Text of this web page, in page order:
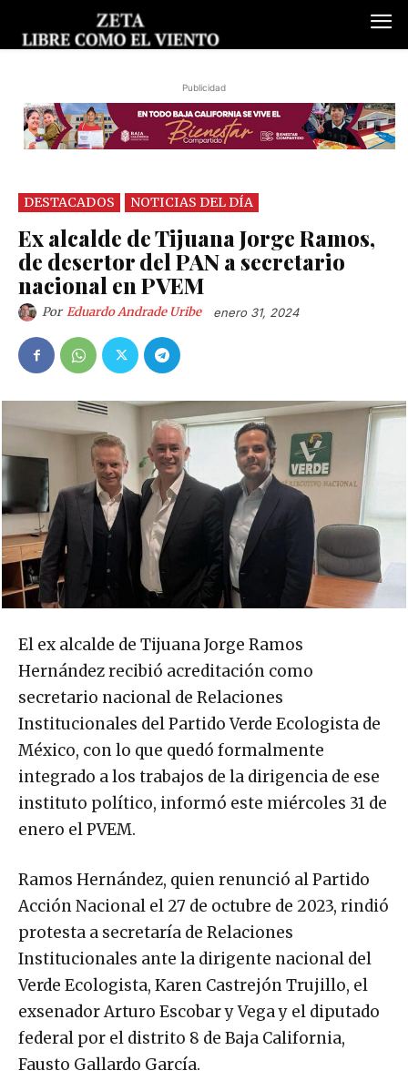
Publicidad
DESTACADOS NOTICIAS DEL DÍA
Ex alcalde de Tijuana Jorge Ramos,
de desertor del PAN a secretario
nacional en PVEM
Por Eduardo Andrade Uribe enero 31, 2024
El ex alcalde de Tijuana Jorge Ramos
Hernández recibió acreditación como
secretario nacional de Relaciones
Institucionales del Partido Verde Ecologista de
México, con lo que quedó formalmente
integrado a los trabajos de la dirigencia de ese
instituto político, informó este miércoles 31 de
enero el PVEM.
Ramos Hernández, quien renunció al Partido
Acción Nacional el 27 de octubre de 2023, rindió
protesta a secretaría de Relaciones
Institucionales ante la dirigente nacional del
Verde Ecologista, Karen Castrejón Trujillo, el
exsenador Arturo Escobar y Vega y el diputado
federal por el distrito 8 de Baja California,
Fausto Gallardo García.